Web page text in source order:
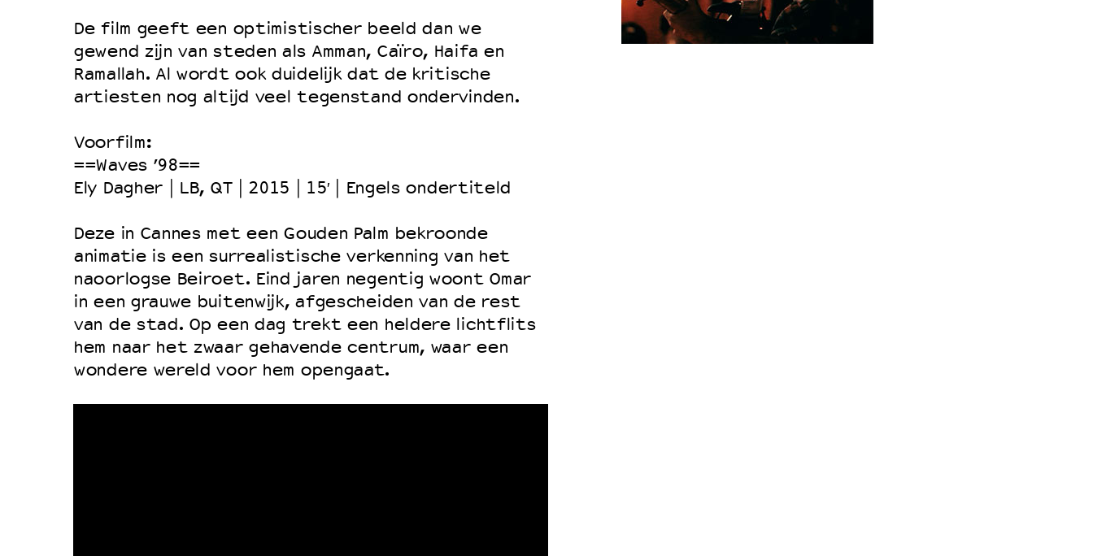
Word vriend
Historie
Partners
Privacyverklaring
Integriteits- en gedragscode
Culturele boycot Israël
Ruimte voor artistieke vrijheid – VNPF
De film geeft een optimistischer beeld dan we
gewend zijn van steden als Amman, Caïro, Haifa en
Ramallah. Al wordt ook duidelijk dat de kritische
artiesten nog altijd veel tegenstand ondervinden.
Voorfilm:
==Waves ’98==
Ely Dagher | LB, QT | 2015 | 15′ | Engels ondertiteld
Deze in Cannes met een Gouden Palm bekroonde
animatie is een surrealistische verkenning van het
naoorlogse Beiroet. Eind jaren negentig woont Omar
in een grauwe buitenwijk, afgescheiden van de rest
van de stad. Op een dag trekt een heldere lichtflits
hem naar het zwaar gehavende centrum, waar een
wondere wereld voor hem opengaat.